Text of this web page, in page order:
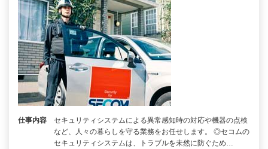
仕事内容
セキュリティシステムによる異常感知時の対応や機器の点検
など、人々の暮らしを守る業務をお任せします。 ◎セコムの
セキュリティシステムは、トラブルを未然に防ぐため…